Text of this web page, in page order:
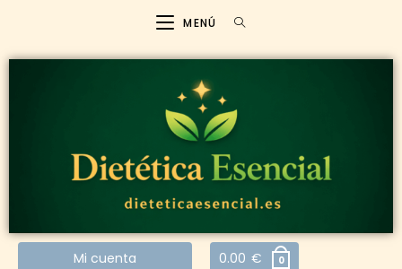
MENÚ
Mi cuenta 0.00 € 0